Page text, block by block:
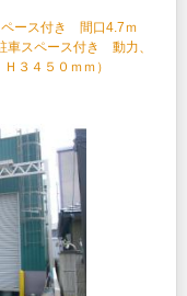
ペース付き 間口4.7ｍ
スペース付き 動力、
３４５０ｍｍ）